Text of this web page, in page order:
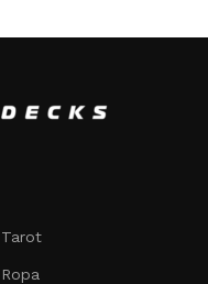
Tarot
Ropa